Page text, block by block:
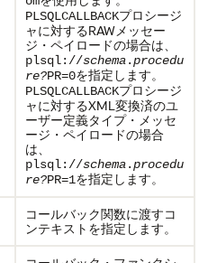
PLSQLCALLBACKプロシージ
ャに対するRAWメッセー
ジ・ペイロードの場合は、
plsql://schema.procedu
re?PR=0を指定します。
PLSQLCALLBACKプロシージ
ャに対するXML変換済のユ
ーザー定義タイプ・メッセ
ージ・ペイロードの場合
は、
plsql://schema.procedu
re?PR=1を指定します。
コールバック関数に渡すコ
ンテキストを指定します。